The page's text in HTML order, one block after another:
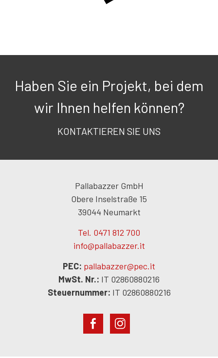
Haben Sie ein Projekt, bei dem
wir Ihnen helfen können?
KONTAKTIEREN SIE UNS
Pallabazzer GmbH
Obere Inselstraße 15
39044 Neumarkt
Tel. 0471 812 700
info@pallabazzer.it
PEC: pallabazzer@pec.it
MwSt. Nr.: IT 02860880216
Steuernummer: IT 02860880216